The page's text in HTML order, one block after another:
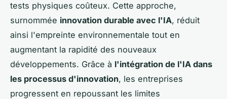
tests physiques coûteux. Cette approche,
surnommée innovation durable avec l'IA, réduit
ainsi l'empreinte environnementale tout en
augmentant la rapidité des nouveaux
développements. Grâce à l'intégration de l'IA dans
les processus d'innovation, les entreprises
progressent en repoussant les limites